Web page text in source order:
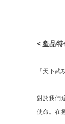
< 產品
「天下
對於我們
使命。在